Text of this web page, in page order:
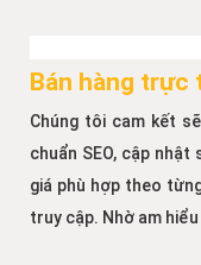
Bán hàng trực
Chúng tôi cam kết
chuẩn SEO, cập
giá phù hợp theo
truy cập. Nhờ am